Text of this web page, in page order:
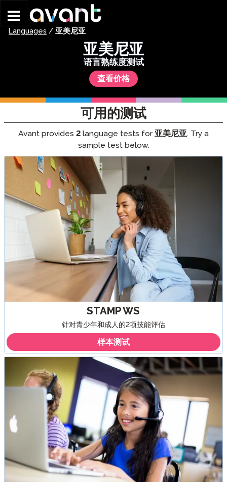
Languages / 亚美尼亚
亚美尼亚
语言熟练度测试
查看价格
可用的测试
Avant provides 2 language tests for 亚美尼亚. Try a
sample test below.
STAMP WS
针对青少年和成人的2项技能评估
样本测试